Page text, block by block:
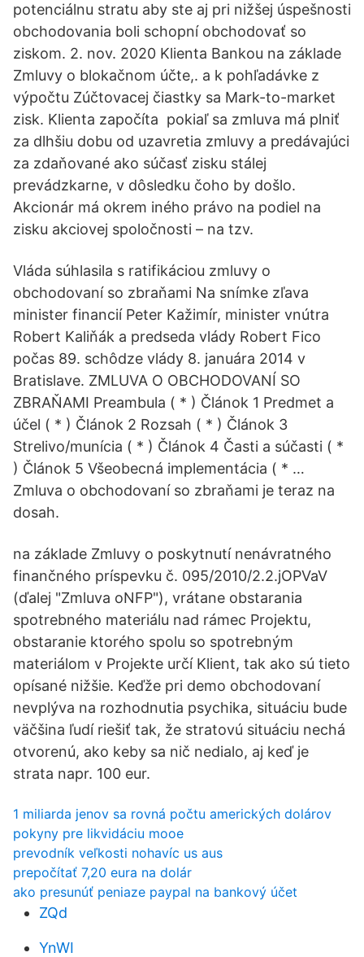
potenciálnu stratu aby ste aj pri nižšej úspešnosti
obchodovania boli schopní obchodovať so
ziskom. 2. nov. 2020 Klienta Bankou na základe
Zmluvy o blokačnom účte,. a k pohľadávke z
výpočtu Zúčtovacej čiastky sa Mark-to-market
zisk. Klienta započíta pokiaľ sa zmluva má plniť
za dlhšiu dobu od uzavretia zmluvy a predávajúci
za zdaňované ako súčasť zisku stálej
prevádzkarne, v dôsledku čoho by došlo.
Akcionár má okrem iného právo na podiel na
zisku akciovej spoločnosti – na tzv.
Vláda súhlasila s ratifikáciou zmluvy o
obchodovaní so zbraňami Na snímke zľava
minister financií Peter Kažimír, minister vnútra
Robert Kaliňák a predseda vlády Robert Fico
počas 89. schôdze vlády 8. januára 2014 v
Bratislave. ZMLUVA O OBCHODOVANÍ SO
ZBRAŇAMI Preambula ( * ) Článok 1 Predmet a
účel ( * ) Článok 2 Rozsah ( * ) Článok 3
Strelivo/munícia ( * ) Článok 4 Časti a súčasti ( *
) Článok 5 Všeobecná implementácia ( * …
Zmluva o obchodovaní so zbraňami je teraz na
dosah.
na základe Zmluvy o poskytnutí nenávratného
finančného príspevku č. 095/2010/2.2.jOPVaV
(ďalej "Zmluva oNFP"), vrátane obstarania
spotrebného materiálu nad rámec Projektu,
obstaranie ktorého spolu so spotrebným
materiálom v Projekte určí Klient, tak ako sú tieto
opísané nižšie. Keďže pri demo obchodovaní
nevplýva na rozhodnutia psychika, situáciu bude
väčšina ľudí riešiť tak, že stratovú situáciu nechá
otvorenú, ako keby sa nič nedialo, aj keď je
strata napr. 100 eur.
1 miliarda jenov sa rovná počtu amerických dolárov
pokyny pre likvidáciu mooe
prevodník veľkosti nohavíc us aus
prepočítať 7,20 eura na dolár
ako presunúť peniaze paypal na bankový účet
ZQd
YnWI